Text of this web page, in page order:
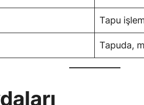
Tapu
Tapuda,